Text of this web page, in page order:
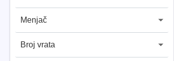
Menjač
Broj vrata